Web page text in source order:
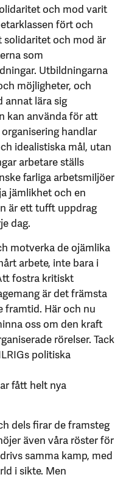
och mod varit
fört och
och mod är
som
Utbildningarna
möjligheter, och
annat lära sig
kan använda för att
handlar
idealistiska mål, utan
arbetare ställs
farliga arbetsmiljöer
jämlikhet och en
är ett tufft uppdrag
dag.
motverka de ojämlika
arbete, inte bara i
fostra kritiskt
är det främsta
framtid. Här och nu
oss om den kraft
rörelser. Tack
politiska
fått helt nya
dels firar de framsteg
även våra röster för
samma kamp, med
i sikte. Men